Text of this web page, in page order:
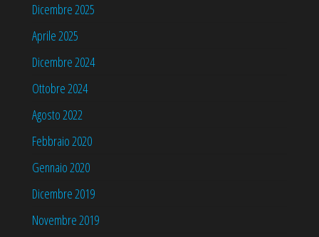
Dicembre 2025
Aprile 2025
Dicembre 2024
Ottobre 2024
Agosto 2022
Febbraio 2020
Gennaio 2020
Dicembre 2019
Novembre 2019